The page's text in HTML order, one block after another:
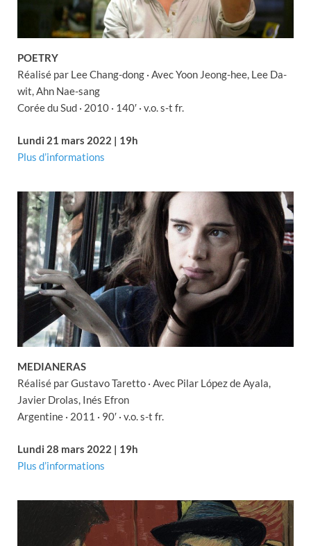
POETRY
Réalisé par Lee Chang-dong · Avec Yoon Jeong-hee, Lee Da-
wit, Ahn Nae-sang
Corée du Sud · 2010 · 140′ · v.o. s-t fr.
Lundi 21 mars 2022 | 19h
Plus d’informations
MEDIANERAS
Réalisé par Gustavo Taretto · Avec Pilar López de Ayala,
Javier Drolas, Inés Efron
Argentine · 2011 · 90′ · v.o. s-t fr.
Lundi 28 mars 2022 | 19h
Plus d’informations